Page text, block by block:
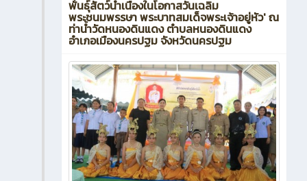
พันธุ์สัตว์น้ำเนื่องในโอกาสวันเฉลิม
พระชนมพรรษา พระบาทสมเด็จพระเจ้าอยู่หัว' ณ
ท่าน้ำวัดหนองดินแดง ตำบลหนองดินแดง
อำเภอเมืองนครปฐม จังหวัดนครปฐม